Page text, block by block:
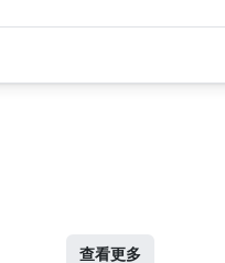
查看更多